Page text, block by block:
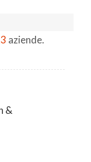
aziende.
&